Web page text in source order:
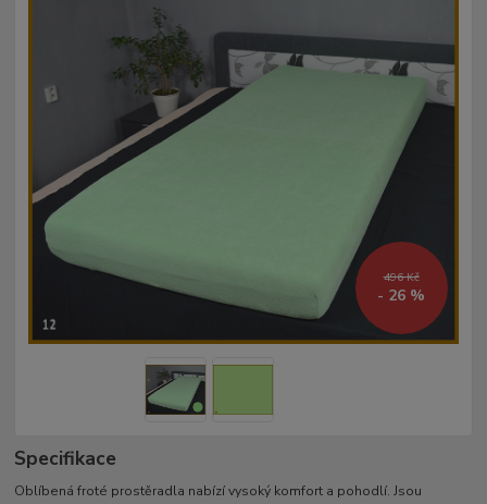
496 Kč
- 26 %
Specifikace
Oblíbená froté prostěradla nabízí vysoký komfort a pohodlí. Jsou